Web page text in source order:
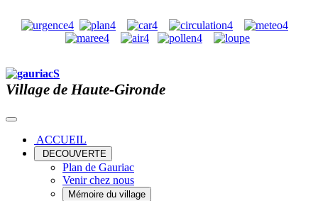
Village de Haute-Gironde
ACCUEIL
DECOUVERTE
Plan de Gauriac
Venir chez nous
Mémoire du village